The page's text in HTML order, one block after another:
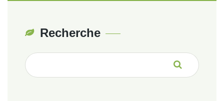
Recherche
Recherche
pour :